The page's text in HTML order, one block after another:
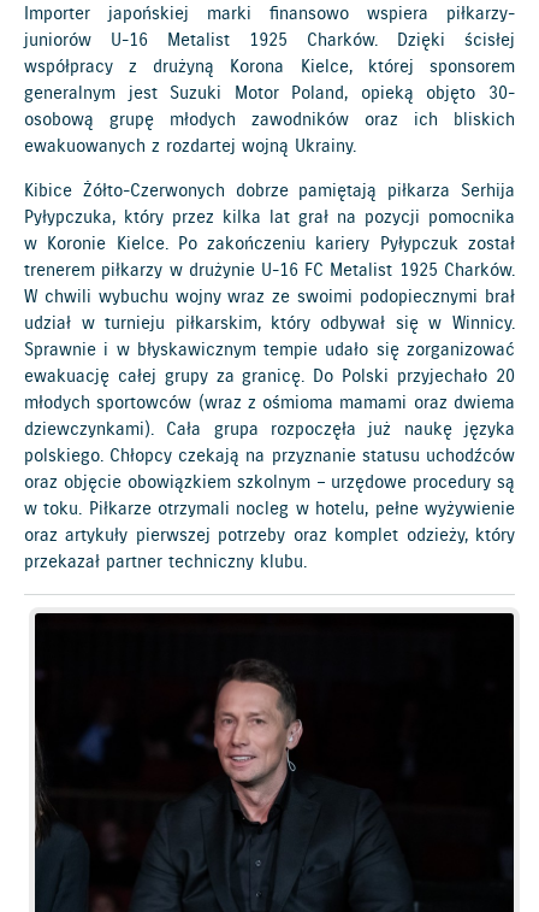
Importer japońskiej marki finansowo wspiera piłkarzy-
juniorów U-16 Metalist 1925 Charków. Dzięki ścisłej
współpracy z drużyną Korona Kielce, której sponsorem
generalnym jest Suzuki Motor Poland, opieką objęto 30-
osobową grupę młodych zawodników oraz ich bliskich
ewakuowanych z rozdartej wojną Ukrainy.
Kibice Żółto-Czerwonych dobrze pamiętają piłkarza Serhija
Pyłypczuka, który przez kilka lat grał na pozycji pomocnika
w Koronie Kielce. Po zakończeniu kariery Pyłypczuk został
trenerem piłkarzy w drużynie U-16 FC Metalist 1925 Charków.
W chwili wybuchu wojny wraz ze swoimi podopiecznymi brał
udział w turnieju piłkarskim, który odbywał się w Winnicy.
Sprawnie i w błyskawicznym tempie udało się zorganizować
ewakuację całej grupy za granicę. Do Polski przyjechało 20
młodych sportowców (wraz z ośmioma mamami oraz dwiema
dziewczynkami). Cała grupa rozpoczęła już naukę języka
polskiego. Chłopcy czekają na przyznanie statusu uchodźców
oraz objęcie obowiązkiem szkolnym – urzędowe procedury są
w toku. Piłkarze otrzymali nocleg w hotelu, pełne wyżywienie
oraz artykuły pierwszej potrzeby oraz komplet odzieży, który
przekazał partner techniczny klubu.